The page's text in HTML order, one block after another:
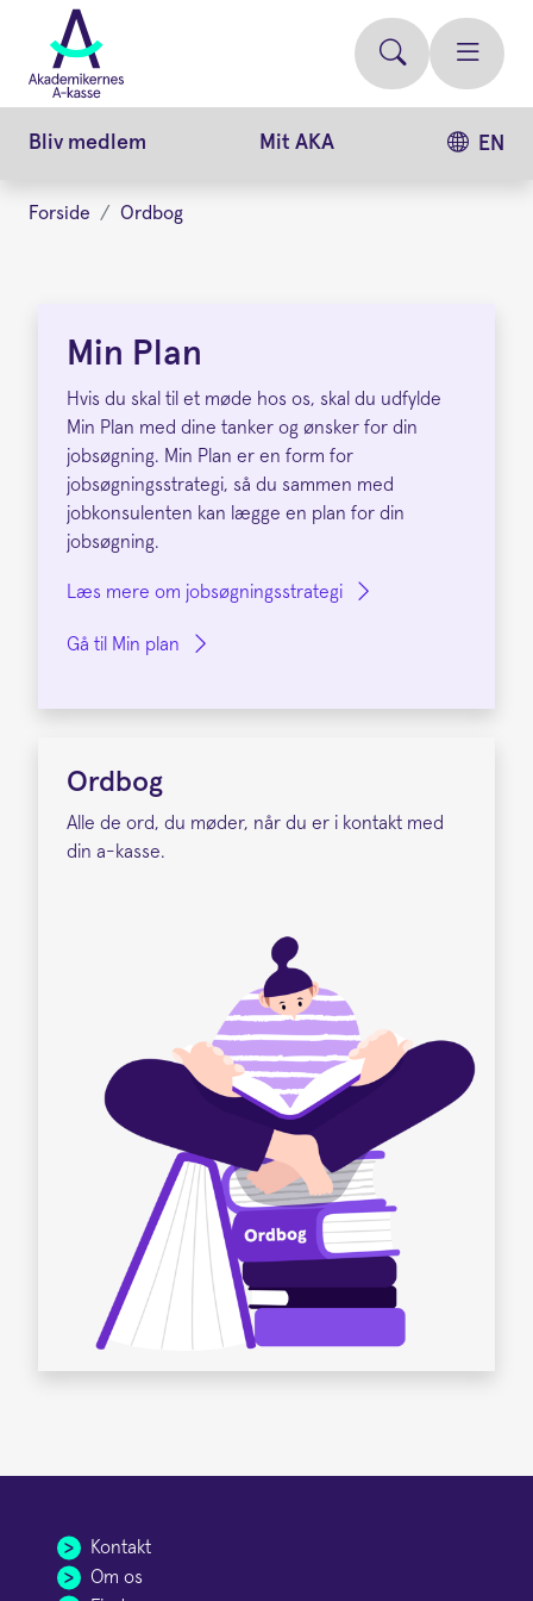
videre
hovedindhold
Bliv medlem Mit AKA EN
Forside Ordbog
Plan
Min Plan
Hvis du skal til et møde hos os, skal du udfylde
Min Plan med dine tanker og ønsker for din
jobsøgning. Min Plan er en form for
jobsøgningsstrategi, så du sammen med
jobkonsulenten kan lægge en plan for din
jobsøgning.
Læs mere om jobsøgningsstrategi
Gå til Min plan
Ordbog
Alle de ord, du møder, når du er i kontakt med
din a-kasse.
Kontakt
Om os